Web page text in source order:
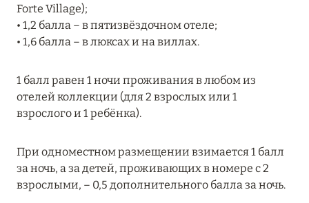
12 ноября 2025
MANDARIN ORIENTAL JUMEIRA — SUITE
Подробнее
ЗАБРОНИРУЙТЕ FOUR SEASONS RESORT
DUBAI AT JUMEIRAH BEACH ПО ЛУЧШИМ
ЦЕНАМ
Forte Village);
• 1,2 балла – в пятизвёздочном отеле;
• 1,6 балла – в люксах и на виллах.
1 балл равен 1 ночи проживания в любом из
отелей коллекции (для 2 взрослых или 1
взрослого и 1 ребёнка).
При одноместном размещении взимается 1 балл
за ночь, а за детей, проживающих в номере с 2
взрослыми, – 0,5 дополнительного балла за ночь.